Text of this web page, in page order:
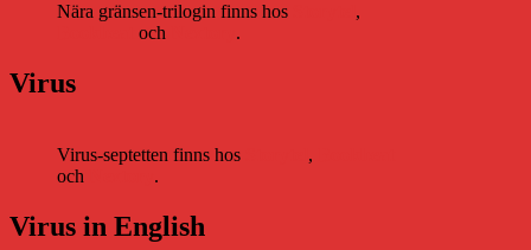
Nära gränsen-trilogin finns hos
,
och .
Virus
Virus-septetten finns hos ,
och
.
Virus in English